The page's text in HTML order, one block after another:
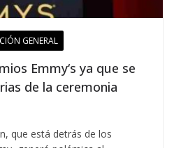
GENERAL
Emmy‘s ya que se
de la ceremonia
que está detrás de los